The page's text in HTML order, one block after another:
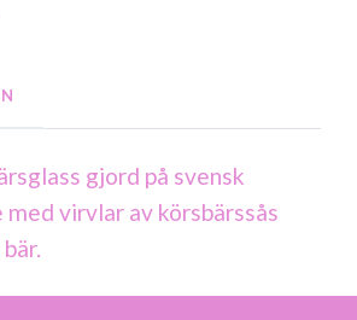
gjord på svensk
virvlar av körsbärssås